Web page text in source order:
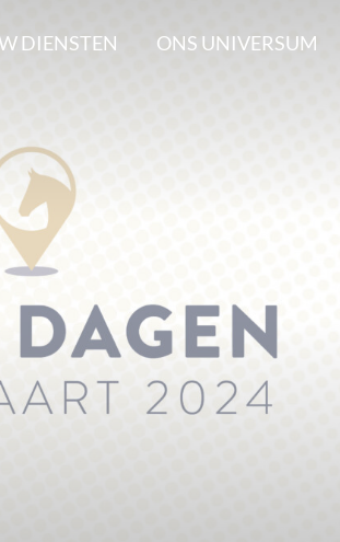
DIENSTEN ONS UNIVERSUM